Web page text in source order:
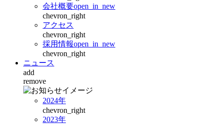
会社概要open_in_new
chevron_right
アクセス
chevron_right
採用情報open_in_new
chevron_right
ニュース
add
remove
2024年
chevron_right
2023年